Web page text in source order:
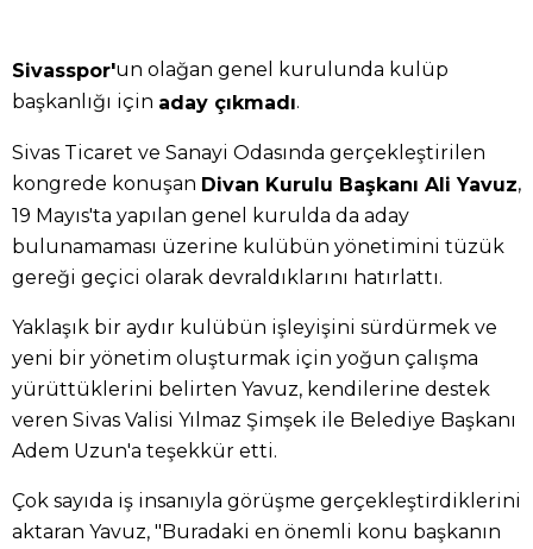
Sivasspor'un olağan genel kurulunda kulüp
başkanlığı için aday çıkmadı.
Sivas Ticaret ve Sanayi Odasında gerçekleştirilen
kongrede konuşan Divan Kurulu Başkanı Ali Yavuz,
19 Mayıs'ta yapılan genel kurulda da aday
bulunamaması üzerine kulübün yönetimini tüzük
gereği geçici olarak devraldıklarını hatırlattı.
Yaklaşık bir aydır kulübün işleyişini sürdürmek ve
yeni bir yönetim oluşturmak için yoğun çalışma
yürüttüklerini belirten Yavuz, kendilerine destek
veren Sivas Valisi Yılmaz Şimşek ile Belediye Başkanı
Adem Uzun'a teşekkür etti.
Çok sayıda iş insanıyla görüşme gerçekleştirdiklerini
aktaran Yavuz, "Buradaki en önemli konu başkanın